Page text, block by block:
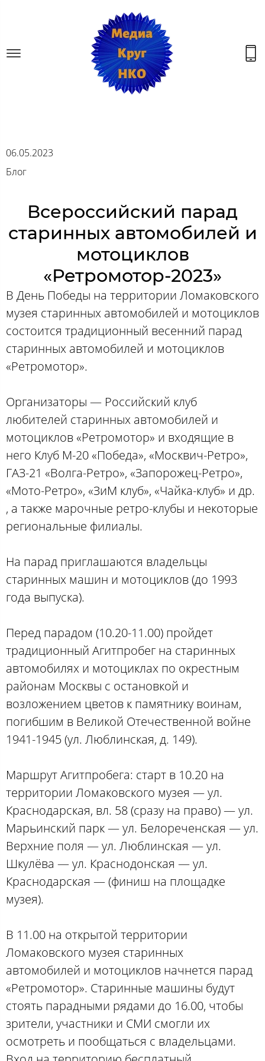
06.05.2023
Блог
Всероссийский парад
старинных автомобилей и
мотоциклов
«Ретромотор-2023»
В День Победы на территории Ломаковского
музея старинных автомобилей и мотоциклов
состоится традиционный весенний парад
старинных автомобилей и мотоциклов
«Ретромотор».
Организаторы — Российский клуб
любителей старинных автомобилей и
мотоциклов «Ретромотор» и входящие в
него Клуб М-20 «Победа», «Москвич-Ретро»,
ГАЗ-21 «Волга-Ретро», «Запорожец-Ретро»,
«Мото-Ретро», «ЗиМ клуб», «Чайка-клуб» и др.
, а также марочные ретро-клубы и некоторые
региональные филиалы.
На парад приглашаются владельцы
старинных машин и мотоциклов (до 1993
года выпуска).
Перед парадом (10.20-11.00) пройдет
традиционный Агитпробег на старинных
автомобилях и мотоциклах по окрестным
районам Москвы с остановкой и
возложением цветов к памятнику воинам,
погибшим в Великой Отечественной войне
1941-1945 (ул. Люблинская, д. 149).
Маршрут Агитпробега: старт в 10.20 на
территории Ломаковского музея — ул.
Краснодарская, вл. 58 (сразу на право) — ул.
Марьинский парк — ул. Белореченская — ул.
Верхние поля — ул. Люблинская — ул.
Шкулёва — ул. Краснодонская — ул.
Краснодарская — (финиш на площадке
музея).
В 11.00 на открытой территории
Ломаковского музея старинных
автомобилей и мотоциклов начнется парад
«Ретромотор». Старинные машины будут
стоять парадными рядами до 16.00, чтобы
зрители, участники и СМИ смогли их
осмотреть и пообщаться с владельцами.